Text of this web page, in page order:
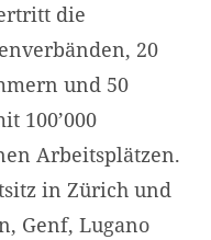
die
20
und 50
100’000
Arbeitsplätzen.
in Zürich und
Genf, Lugano